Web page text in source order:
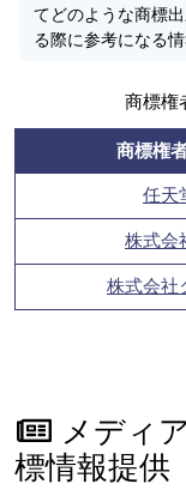
てどのような商標
る際に参考になる情
商標権
商標権
任天
株式会
株式会社
メディ
標情報提供